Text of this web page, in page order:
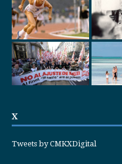
X
Tweets by CMKXDigital